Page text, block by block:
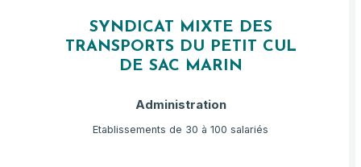
SYNDICAT MIXTE DES
TRANSPORTS DU PETIT CUL
DE SAC MARIN
Administration
Etablissements de 30 à 100 salariés